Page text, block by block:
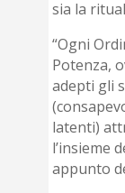
sia la
“Ogni
Potenza,
adepti gli
latenti)
l’insieme
appunto